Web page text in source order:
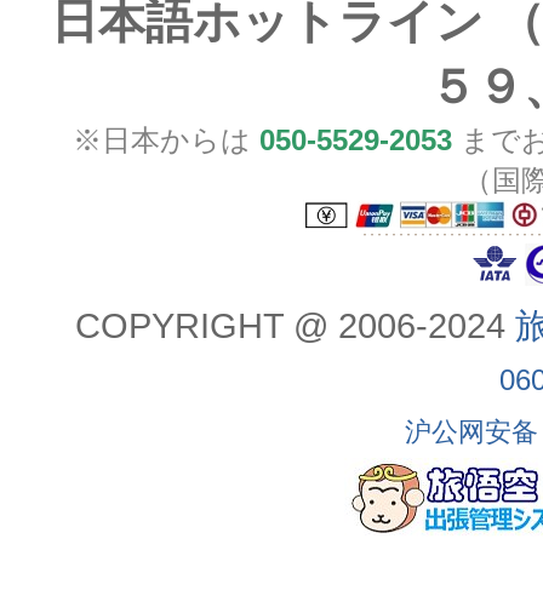
日本語ホットライン
５９
※日本からは 050-5529-2053 まで
（国
COPYRIGHT @ 2006-2024
沪公网安